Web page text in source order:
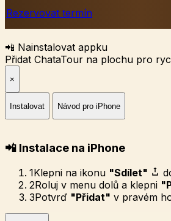
Rezervovat termín
📲 Nainstalovat appku
Přidat ChataTour na plochu pro
×
Instalovat Návod pro iPhone
📲 Instalace na iPhone
1Klepni na ikonu "Sdílet"
2Roluj v menu dolů a klepni
3Potvrď "Přidat" v pravém